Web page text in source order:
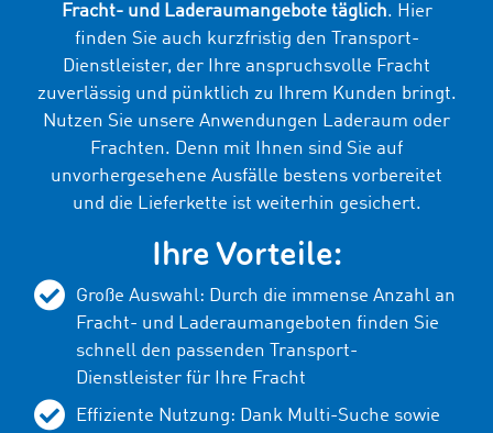
Fracht- und Laderaumangebote täglich. Hier
finden Sie auch kurzfristig den Transport-
Dienstleister, der Ihre anspruchsvolle Fracht
zuverlässig und pünktlich zu Ihrem Kunden bringt.
Nutzen Sie unsere Anwendungen Laderaum oder
Frachten. Denn mit Ihnen sind Sie auf
unvorhergesehene Ausfälle bestens vorbereitet
und die Lieferkette ist weiterhin gesichert.
Ihre Vorteile:
Große Auswahl: Durch die immense Anzahl an
Fracht- und Laderaumangeboten finden Sie
schnell den passenden Transport-
Dienstleister für Ihre Fracht
Effiziente Nutzung: Dank Multi-Suche sowie